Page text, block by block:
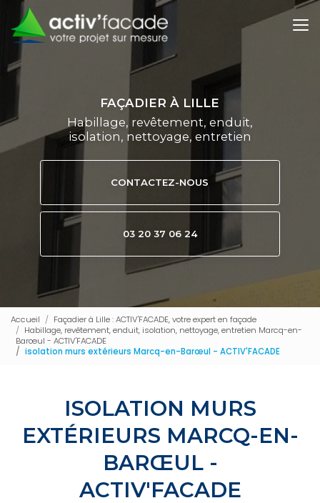
contenu
principal
FAÇADIER À LILLE
Habillage, revêtement, enduit,
isolation, nettoyage, entretien
CONTACTEZ-NOUS
03 20 37 06 24
Accueil
Façadier à Lille : ACTIV'FACADE, votre expert en façade
Habillage, revêtement, enduit, isolation, nettoyage, entretien Marcq-en-
Barœul - ACTIV'FACADE
isolation murs extérieurs Marcq-en-Barœul - ACTIV'FACADE
ISOLATION MURS
EXTÉRIEURS MARCQ-EN-
BARŒUL -
ACTIV'FACADE